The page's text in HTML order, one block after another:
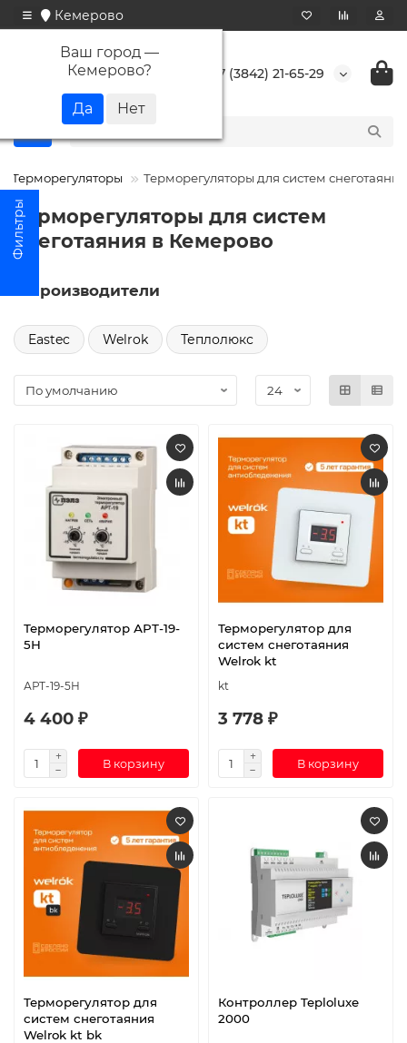
Кемерово
Ваш город —
Кемерово? +7 (3842) 21-65-29
Терморегуляторы Терморегуляторы для систем снеготаяния
Терморегуляторы для систем
снеготаяния в Кемерово
Производители
Eastec Welrok Теплолюкс
Терморегулятор АРТ-19-
5Н
АРТ-19-5Н
4 400 ₽
В корзину
Терморегулятор для
систем снеготаяния
Welrok kt
kt
3 778 ₽
В корзину
Терморегулятор для
систем снеготаяния
Welrok kt bk
Контроллер Teploluxe
2000